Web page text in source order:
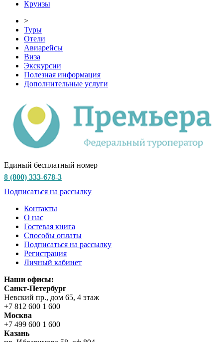
Круизы
>
Туры
Отели
Авиарейсы
Виза
Экскурсии
Полезная информация
Дополнительные услуги
Единый бесплатный номер
8 (800) 333-678-3
Подписаться на рассылку
Контакты
О нас
Гостевая книга
Способы оплаты
Подписаться на рассылку
Регистрация
Личный кабинет
Наши офисы:
Санкт-Петербург
Невский пр., дом 65, 4 этаж
+7 812 600 1 600
Москва
+7 499 600 1 600
Казань